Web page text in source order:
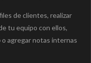
de clientes, realizar
tu equipo con ellos,
o agregar notas internas